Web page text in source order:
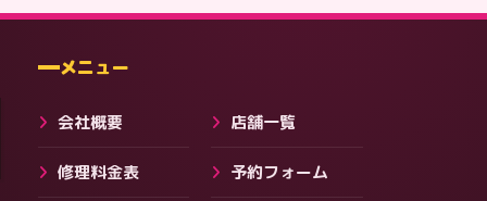
メニュー
会社概要 店舗一覧
修理料金表 予約フォーム